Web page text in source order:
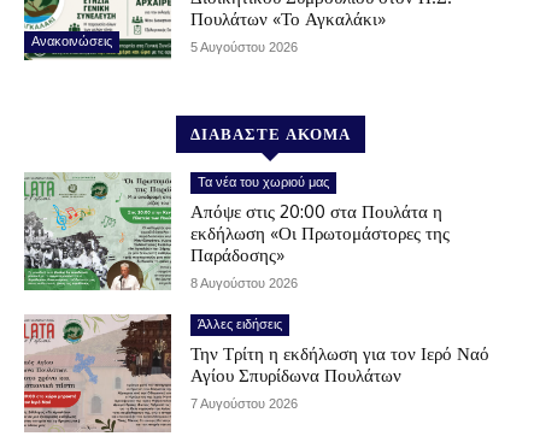
Ανακοινώσεις
Πουλάτων «Το Αγκαλάκι»
5 Αυγούστου 2026
ΔΙΑΒΑΣΤΕ ΑΚΟΜΑ
Τα νέα του χωριού μας
Απόψε στις 20:00 στα Πουλάτα η
εκδήλωση «Οι Πρωτομάστορες της
Παράδοσης»
8 Αυγούστου 2026
Άλλες ειδήσεις
Την Τρίτη η εκδήλωση για τον Ιερό Ναό
Αγίου Σπυρίδωνα Πουλάτων
7 Αυγούστου 2026